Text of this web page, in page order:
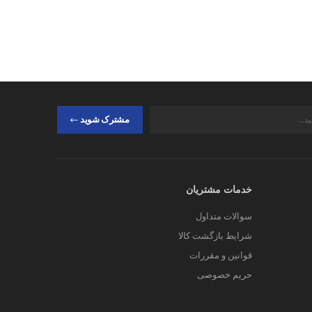
مشترک شوید
خدمات مشتریان
سوالات متداول
شرایط بازگشت کالا
قوانین و مقررات
حریم خصوصی